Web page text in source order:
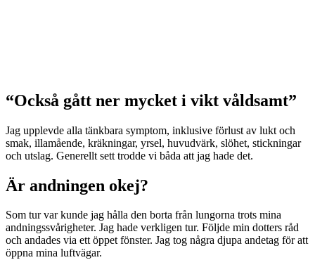
“Också gått ner mycket i vikt våldsamt”
Jag upplevde alla tänkbara symptom, inklusive förlust av lukt och
smak, illamående, kräkningar, yrsel, huvudvärk, slöhet, stickningar
och utslag. Generellt sett trodde vi båda att jag hade det.
Är andningen okej?
Som tur var kunde jag hålla den borta från lungorna trots mina
andningssvårigheter. Jag hade verkligen tur. Följde min dotters råd
och andades via ett öppet fönster. Jag tog några djupa andetag för att
öppna mina luftvägar.